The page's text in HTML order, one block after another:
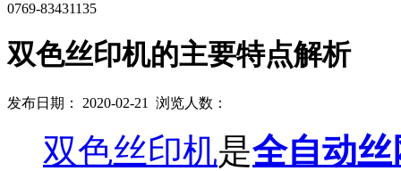
0769-83431135
双色丝印机的主要特点解析
发布日期： 2020-02-21 浏览人数：
双色丝印机是全自动